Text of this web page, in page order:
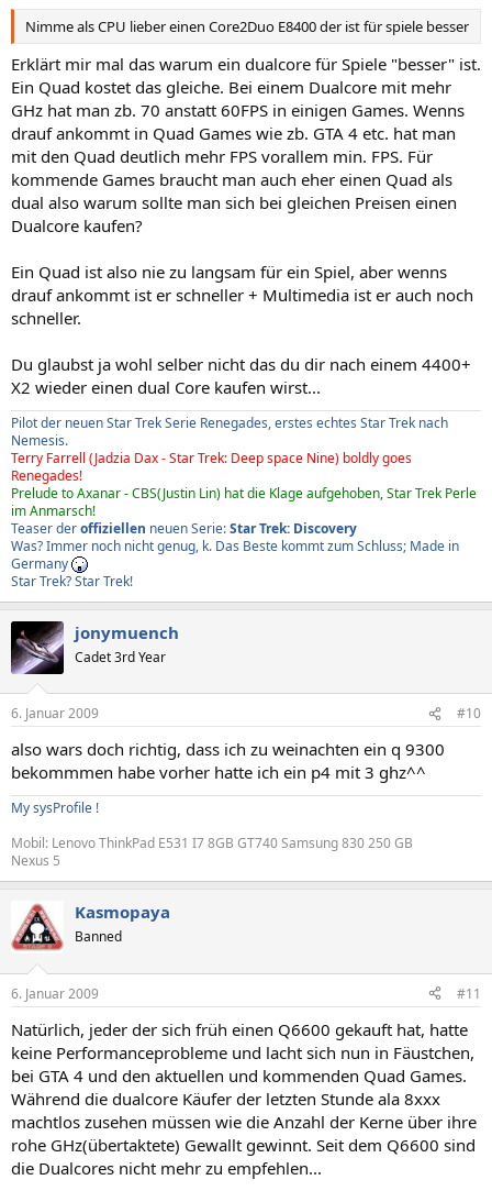
Nimme als CPU lieber einen Core2Duo E8400 der ist für spiele besser
Erklärt mir mal das warum ein dualcore für Spiele "besser" ist.
Ein Quad kostet das gleiche. Bei einem Dualcore mit mehr
GHz hat man zb. 70 anstatt 60FPS in einigen Games. Wenns
drauf ankommt in Quad Games wie zb. GTA 4 etc. hat man
mit den Quad deutlich mehr FPS vorallem min. FPS. Für
kommende Games braucht man auch eher einen Quad als
dual also warum sollte man sich bei gleichen Preisen einen
Dualcore kaufen?
Ein Quad ist also nie zu langsam für ein Spiel, aber wenns
drauf ankommt ist er schneller + Multimedia ist er auch noch
schneller.
Du glaubst ja wohl selber nicht das du dir nach einem 4400+
X2 wieder einen dual Core kaufen wirst...
Pilot der neuen Star Trek Serie Renegades, erstes echtes Star Trek nach
Nemesis.
Terry Farrell (Jadzia Dax - Star Trek: Deep space Nine) boldly goes
Renegades!
Prelude to Axanar - CBS(Justin Lin) hat die Klage aufgehoben, Star Trek Perle
im Anmarsch!
Teaser deroffiziellen neuen Serie:Star Trek: Discovery
Was? Immer noch nicht genug, k. Das Beste kommt zum Schluss; Made in
Germany
Star Trek? Star Trek!
jonymuench
Cadet 3rd Year
6. Januar 2009 #10
also wars doch richtig, dass ich zu weinachten ein q 9300
bekommmen habe vorher hatte ich ein p4 mit 3 ghz^^
My sysProfile !
Mobil: Lenovo ThinkPad E531 I7 8GB GT740 Samsung 830 250 GB
Nexus 5
Kasmopaya
Banned
6. Januar 2009 #11
Natürlich, jeder der sich früh einen Q6600 gekauft hat, hatte
keine Performanceprobleme und lacht sich nun in Fäustchen,
bei GTA 4 und den aktuellen und kommenden Quad Games.
Während die dualcore Käufer der letzten Stunde ala 8xxx
machtlos zusehen müssen wie die Anzahl der Kerne über ihre
rohe GHz(übertaktete) Gewallt gewinnt. Seit dem Q6600 sind
die Dualcores nicht mehr zu empfehlen...